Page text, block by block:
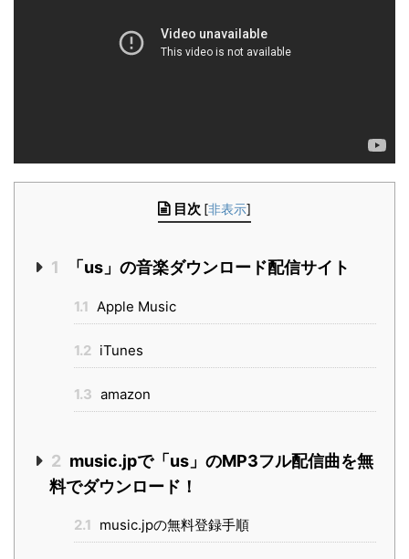
目次 [非表示]
1 「us」の音楽ダウンロード配信サイト
1.1 Apple Music
1.2 iTunes
1.3 amazon
2 music.jpで「us」のMP3フル配信曲を無
料でダウンロード！
2.1 music.jpの無料登録手順